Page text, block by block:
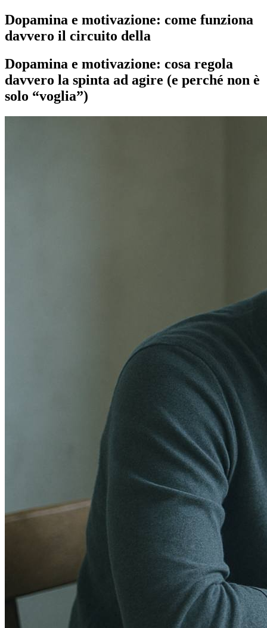
Dopamina e motivazione: come funziona
davvero il circuito della
Dopamina e motivazione: cosa regola
davvero la spinta ad agire (e perché non è
solo “voglia”)